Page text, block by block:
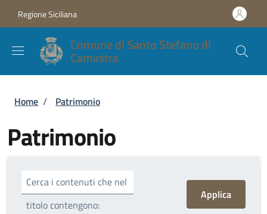
Regione Siciliana
Comune di Santo Stefano di
Camastra
Briciole di pane
Home / Patrimonio
Patrimonio
Cerca i contenuti che nel
titolo contengono: